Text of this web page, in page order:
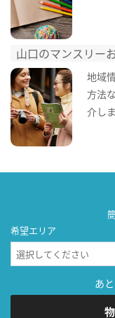
山口のマンスリー
地域
方法
介しま
希望エリア
あ